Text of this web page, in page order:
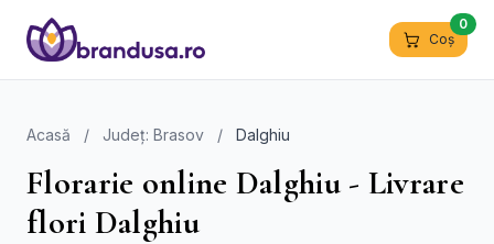
Coș
0
Acasă / Județ: Brasov / Dalghiu
Florarie online Dalghiu - Livrare
flori Dalghiu